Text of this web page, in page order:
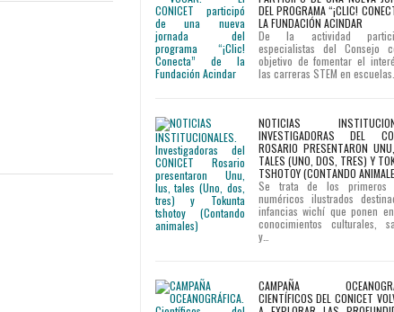
DEL PROGRAMA “¡CLIC!
LA FUNDACIÓN ACINDAR
De la actividad
especialistas del Consejo
objetivo de fomentar el
las carreras STEM en escuelas…
NOTICIAS
INVESTIGADORAS DEL
ROSARIO PRESENTARON
TALES (UNO, DOS, TRES) Y
TSHOTOY (CONTANDO
Se trata de los primeros
numéricos ilustrados
infancias wichí que ponen
conocimientos culturales,
y…
CAMPAÑA
CIENTÍFICOS DEL CONICET